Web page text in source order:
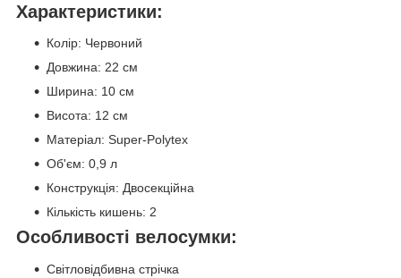
Характеристики:
Колір: Червоний
Довжина: 22 см
Ширина: 10 см
Висота: 12 см
Матеріал: Super-Polytex
Об'єм: 0,9 л
Конструкція: Двосекційна
Кількість кишень: 2
Особливості велосумки:
Світловідбивна стрічка